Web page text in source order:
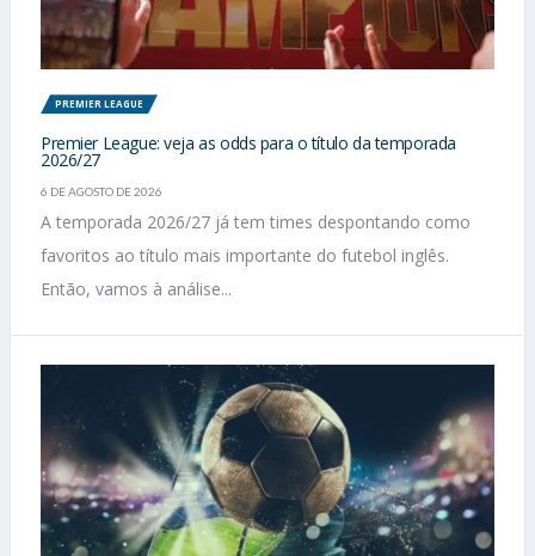
PREMIER LEAGUE
Premier League: veja as odds para o título da temporada
2026/27
6 DE AGOSTO DE 2026
A temporada 2026/27 já tem times despontando como
favoritos ao título mais importante do futebol inglês.
Então, vamos à análise...